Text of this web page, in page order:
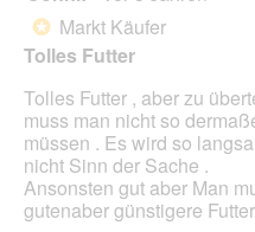
Sternen.
* Markt Käufer
Tolles Futter
Tolles Futter , aber zu
muss man nicht so
müssen . Es wird so
nicht Sinn der Sache .
Ansonsten gut aber Man
gutenaber günstigere